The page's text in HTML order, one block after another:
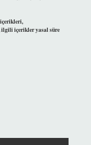
içerikleri,
içerikler yasal süre